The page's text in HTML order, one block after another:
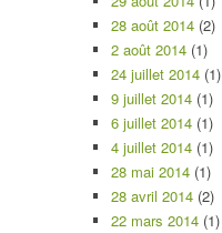
28 août 2014 (2)
2 août 2014 (1)
24 juillet 2014 (1)
9 juillet 2014 (1)
6 juillet 2014 (1)
4 juillet 2014 (1)
28 mai 2014 (1)
28 avril 2014 (2)
22 mars 2014 (1)